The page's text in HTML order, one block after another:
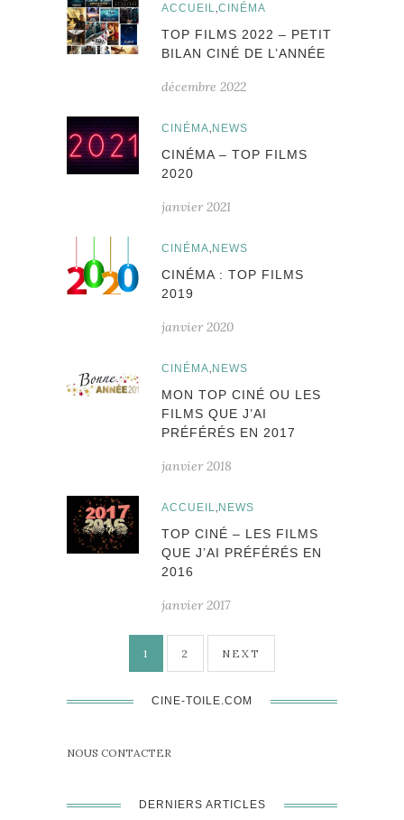
ACCUEIL,CINÉMA
TOP FILMS 2022 – PETIT
BILAN CINÉ DE L’ANNÉE
décembre 2022
CINÉMA, NEWS
CINÉMA – TOP FILMS
2020
janvier 2021
CINÉMA, NEWS
CINÉMA : TOP FILMS
2019
janvier 2020
CINÉMA, NEWS
MON TOP CINÉ OU LES
FILMS QUE J’AI
PRÉFÉRÉS EN 2017
janvier 2018
ACCUEIL, NEWS
TOP CINÉ – LES FILMS
QUE J’AI PRÉFÉRÉS EN
2016
janvier 2017
Pagination
des
1 2 NEXT
CINE-TOILE.COM
NOUS CONTACTER
DERNIERS ARTICLES